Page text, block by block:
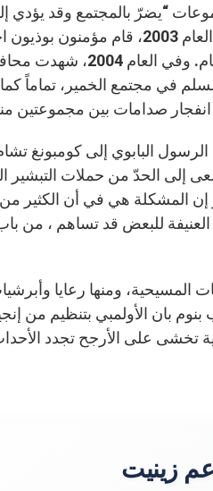
“يضرّ بالمجتمع وقد
المستوى في الوزارة. فليس أبعد من
وإضرام النار فيه، قرب
في مجتمع الخمير، تماماً
البابوي إلى كومبونغ
الحدّ من حملات التبشير
المشكلة هي في أن الكثير من
العنيفة للبعض قد تساهم ،
ومنها رعايا وأبرشيات
بان الأولمبي بتنظيم من
على الأرجح تجدد
زينيت